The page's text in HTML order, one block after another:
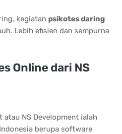
kegiatan рѕіkоtеѕ dаrіng
Lebih efisien dan sempurna
Onlіnе dаrі NS
atau NS Development ialah
berupa software